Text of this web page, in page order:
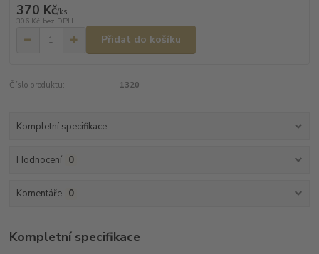
370 Kč/ks
306 Kč bez DPH
Přidat do košíku
Číslo produktu: 1320
Kompletní specifikace
Hodnocení 0
Komentáře 0
Kompletní specifikace